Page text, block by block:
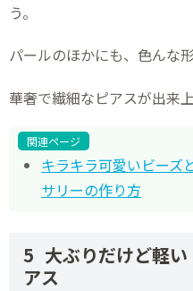
う。
パールのほかにも、色んな
華奢で繊細なピアスが出来
関連ページ
キラキラ可愛いビーズ
サリーの作り方
大ぶりだけど軽
アス